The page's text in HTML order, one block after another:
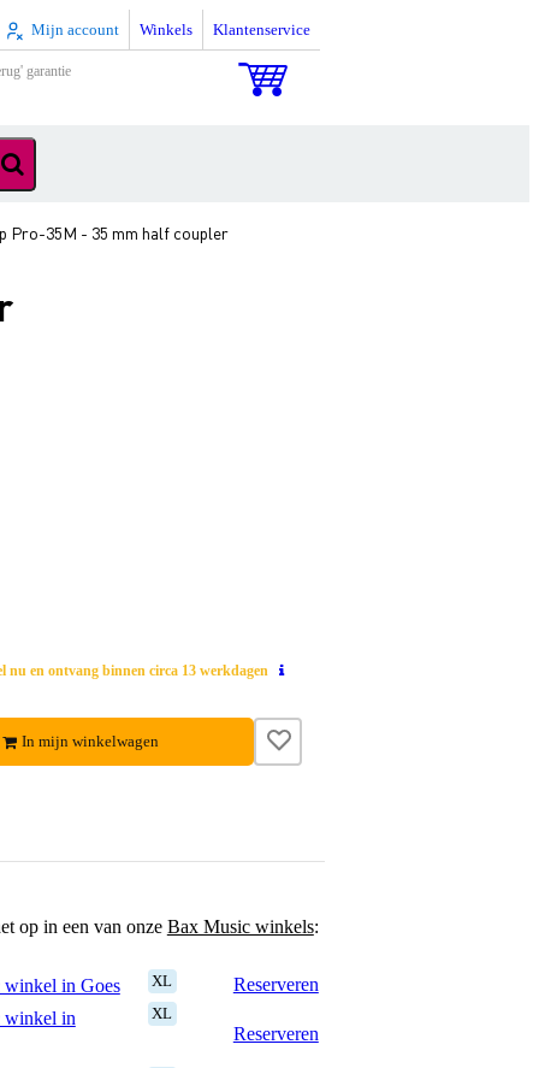
Mijn account Winkels Klantenservice
garantie
Pro-35M - 35 mm half coupler
nu en ontvang binnen circa 13 werkdagen
In mijn winkelwagen
op in een van onze Bax Music winkels:
in Goes XL
Reserveren
winkel in
XL
Reserveren